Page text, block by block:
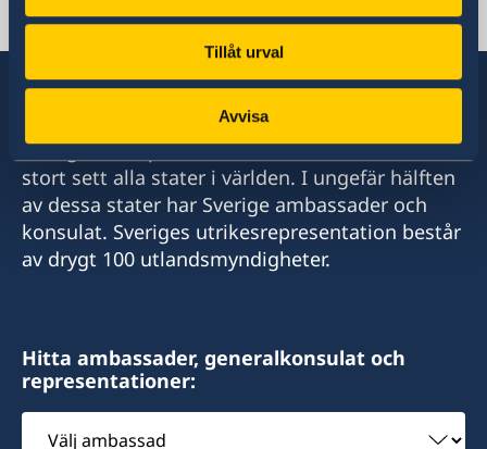
Tillåt urval
Avvisa
Pakistan, Islamabad
Sverige har diplomatiska förbindelser med i
stort sett alla stater i världen. I ungefär hälften
av dessa stater har Sverige ambassader och
konsulat. Sveriges utrikesrepresentation består
av drygt 100 utlandsmyndigheter.
Hitta ambassader, generalkonsulat och
representationer:
Välj